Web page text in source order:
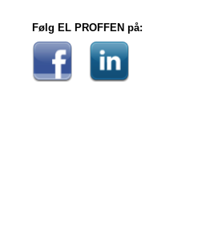
Følg EL PROFFEN på: